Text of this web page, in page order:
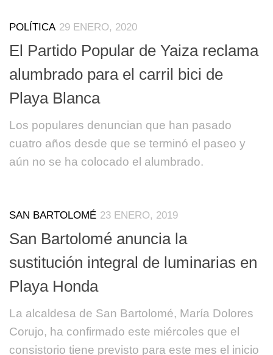
POLÍTICA 29 ENERO, 2020
El Partido Popular de Yaiza reclama
alumbrado para el carril bici de
Playa Blanca
Los populares denuncian que han pasado
cuatro años desde que se terminó el paseo y
aún no se ha colocado el alumbrado.
SAN BARTOLOMÉ 23 ENERO, 2019
San Bartolomé anuncia la
sustitución integral de luminarias en
Playa Honda
La alcaldesa de San Bartolomé, María Dolores
Corujo, ha confirmado este miércoles que el
consistorio tiene previsto para este mes el inicio